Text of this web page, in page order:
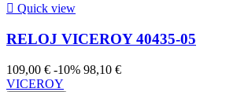
 Quick view
RELOJ VICEROY 40435-05
109,00 € -10% 98,10 €
VICEROY